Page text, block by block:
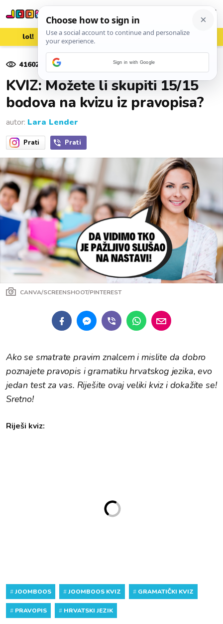
lol! aww vrh! woot?!
41602 pregleda
KVIZ: Možete li skupiti 15/15
bodova na kvizu iz pravopisa?
autor: Lara Lender
Prati Prati
CANVA/SCREENSHOOT/PINTEREST
Ako se smatrate pravim znalcem i mislite da dobro
poznajete pravopis i gramatiku hrvatskog jezika, evo
jedan test za vas. Riješite ovaj veliki kviz i dokažite se!
Sretno!
Riješi kviz:
#JOOMBOOS #JOOMBOOS KVIZ # GRAMATIČKI KVIZ
# PRAVOPIS # HRVATSKI JEZIK
Sign in with Google